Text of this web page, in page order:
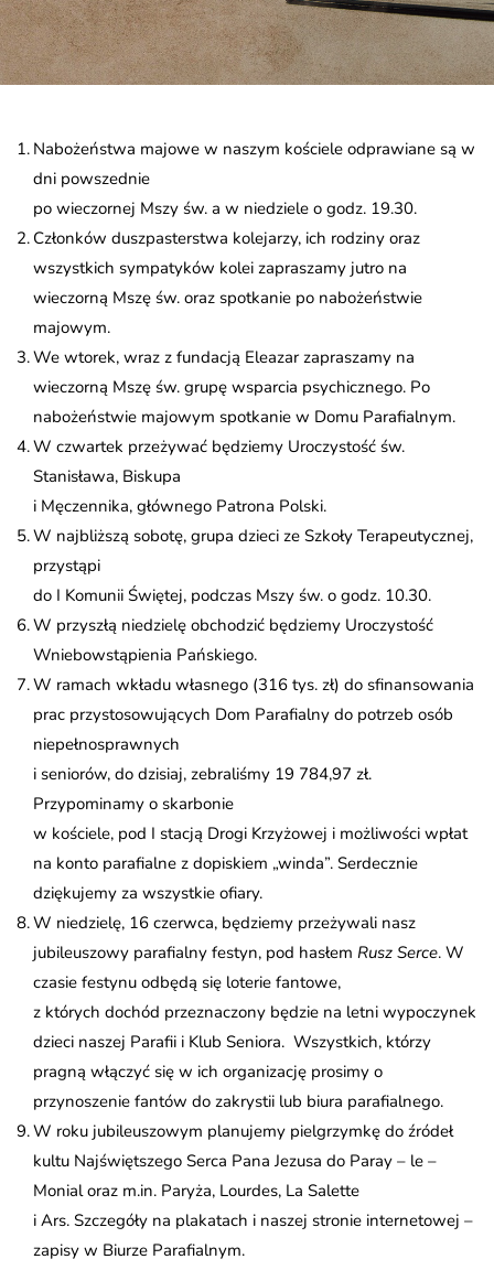
Nabożeństwa majowe w naszym kościele odprawiane są w
dni powszednie
po wieczornej Mszy św. a w niedziele o godz. 19.30.
Członków duszpasterstwa kolejarzy, ich rodziny oraz
wszystkich sympatyków kolei zapraszamy jutro na
wieczorną Mszę św. oraz spotkanie po nabożeństwie
majowym.
We wtorek, wraz z fundacją Eleazar zapraszamy na
wieczorną Mszę św. grupę wsparcia psychicznego. Po
nabożeństwie majowym spotkanie w Domu Parafialnym.
W czwartek przeżywać będziemy Uroczystość św.
Stanisława, Biskupa
i Męczennika, głównego Patrona Polski.
W najbliższą sobotę, grupa dzieci ze Szkoły Terapeutycznej,
przystąpi
do I Komunii Świętej, podczas Mszy św. o godz. 10.30.
W przyszłą niedzielę obchodzić będziemy Uroczystość
Wniebowstąpienia Pańskiego.
W ramach wkładu własnego (316 tys. zł) do sfinansowania
prac przystosowujących Dom Parafialny do potrzeb osób
niepełnosprawnych
i seniorów, do dzisiaj, zebraliśmy 19 784,97 zł.
Przypominamy o skarbonie
w kościele, pod I stacją Drogi Krzyżowej i możliwości wpłat
na konto parafialne z dopiskiem „winda”. Serdecznie
dziękujemy za wszystkie ofiary.
W niedzielę, 16 czerwca, będziemy przeżywali nasz
jubileuszowy parafialny festyn, pod hasłem Rusz Serce. W
czasie festynu odbędą się loterie fantowe,
z których dochód przeznaczony będzie na letni wypoczynek
dzieci naszej Parafii i Klub Seniora. Wszystkich, którzy
pragną włączyć się w ich organizację prosimy o
przynoszenie fantów do zakrystii lub biura parafialnego.
W roku jubileuszowym planujemy pielgrzymkę do źródeł
kultu Najświętszego Serca Pana Jezusa do Paray – le –
Monial oraz m.in. Paryża, Lourdes, La Salette
i Ars. Szczegóły na plakatach i naszej stronie internetowej –
zapisy w Biurze Parafialnym.